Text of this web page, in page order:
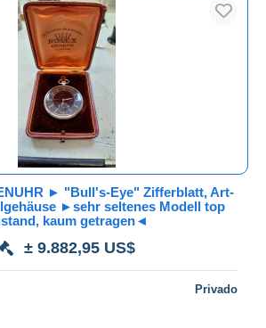
bancaria
► "Bull's-Eye" Zifferblatt, Art-
►sehr seltenes Modell top
kaum getragen◄
± 9.882,95 US$
Privado